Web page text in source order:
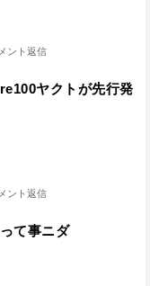
ント返信
ヤクトが先行発
ント返信
て事ニダ